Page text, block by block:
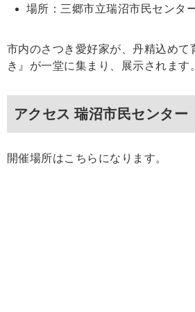
場所：三郷市立瑞沼市民センタ
市内のさつき愛好家が、丹精込めて
き』が一堂に集まり、展示されます。
アクセス 瑞沼市民センター
開催場所はこちらになります。